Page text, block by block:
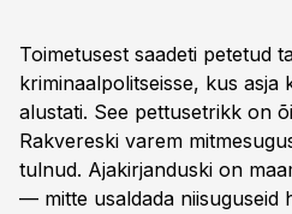
Toimetusest saadeti petetud
kriminaalpolitseisse, kus
alustati. See pettusetrikk on
Rakvereski varem
tulnud. Ajakirjanduski on
— mitte usaldada niisuguseid